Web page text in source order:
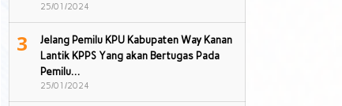
25/01/2024
3
Jelang Pemilu KPU Kabupaten Way Kanan
Lantik KPPS Yang akan Bertugas Pada
Pemilu…
25/01/2024